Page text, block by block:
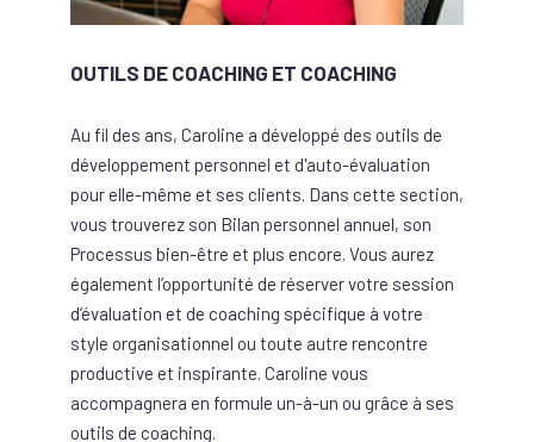
OUTILS DE COACHING ET COACHING
Au fil des ans, Caroline a développé des outils de
développement personnel et d'auto-évaluation
pour elle-même et ses clients. Dans cette section,
vous trouverez son Bilan personnel annuel, son
Processus bien-être et plus encore. Vous aurez
également l’opportunité de réserver votre session
d’évaluation et de coaching spécifique à votre
style organisationnel ou toute autre rencontre
productive et inspirante. Caroline vous
accompagnera en formule un-à-un ou grâce à ses
outils de coaching.